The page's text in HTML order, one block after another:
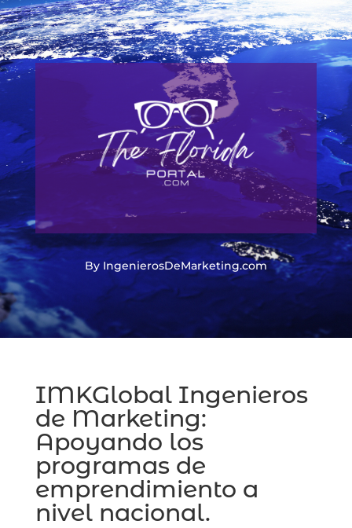
By IngenierosDeMarketing.com
IMKGlobal Ingenieros
de Marketing:
Apoyando los
programas de
emprendimiento a
nivel nacional.